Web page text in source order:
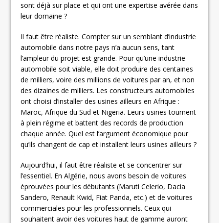
sont déjà sur place et qui ont une expertise avérée dans
leur domaine ?
Il faut être réaliste. Compter sur un semblant d’industrie
automobile dans notre pays n’a aucun sens, tant
l’ampleur du projet est grande. Pour qu’une industrie
automobile soit viable, elle doit produire des centaines
de milliers, voire des millions de voitures par an, et non
des dizaines de milliers. Les constructeurs automobiles
ont choisi d’installer des usines ailleurs en Afrique :
Maroc, Afrique du Sud et Nigeria. Leurs usines tournent
à plein régime et battent des records de production
chaque année. Quel est l’argument économique pour
qu’ils changent de cap et installent leurs usines ailleurs ?
Aujourd’hui, il faut être réaliste et se concentrer sur
l’essentiel. En Algérie, nous avons besoin de voitures
éprouvées pour les débutants (Maruti Celerio, Dacia
Sandero, Renault Kwid, Fiat Panda, etc.) et de voitures
commerciales pour les professionnels. Ceux qui
souhaitent avoir des voitures haut de gamme auront